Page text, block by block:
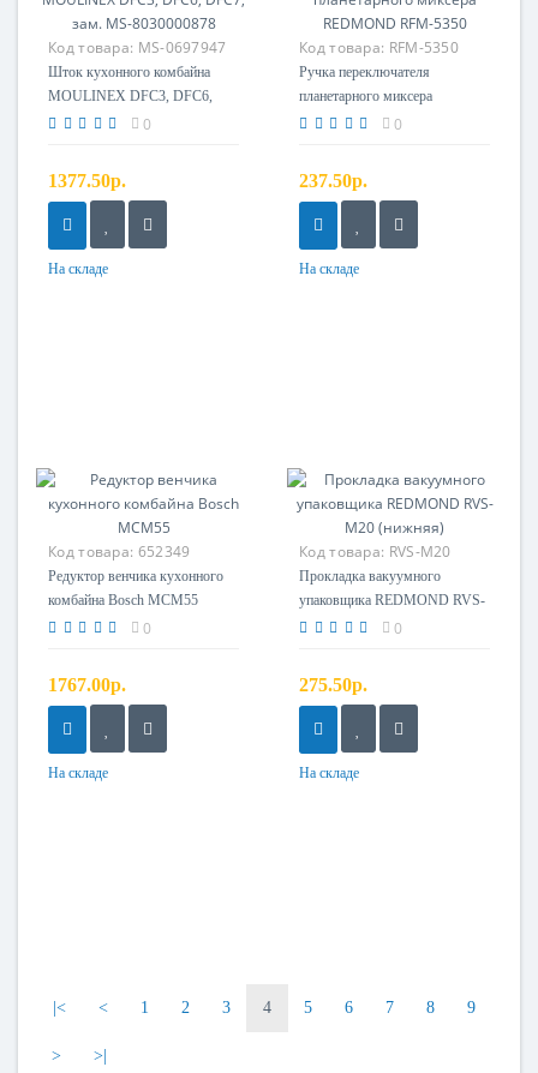
Код товара: MS-0697947
Шток кухонного комбайна
MOULINEX DFC3, DFC6,
DFC7, зам. MS-8030000878
0
1377.50р.
На складе
Код товара: RFM-5350
Ручка переключателя
Ручка переключателя
планетарного миксера
REDMOND RFM-5350
0
237.50р.
На складе
Код товара: 652349
Редуктор венчика кухонного
комбайна Bosch MCM55
0
1767.00р.
На складе
Код товара: RVS-M20
Прокладка нижняя
Прокладка вакуумного
упаковщика REDMOND RVS-
M20 (нижняя) 0
275.50р.
На складе
|< < 1 2 3 4 5 6 7 8 9
> >|